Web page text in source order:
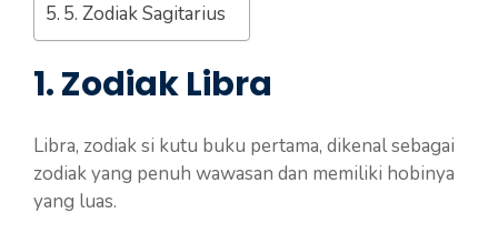
5. Zodiak Sagitarius
1. Zodiak Libra
Libra, zodiak si kutu buku pertama, dikenal sebagai
zodiak yang penuh wawasan dan memiliki hobinya
yang luas.